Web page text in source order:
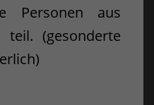
Personen aus
teil. (gesonderte